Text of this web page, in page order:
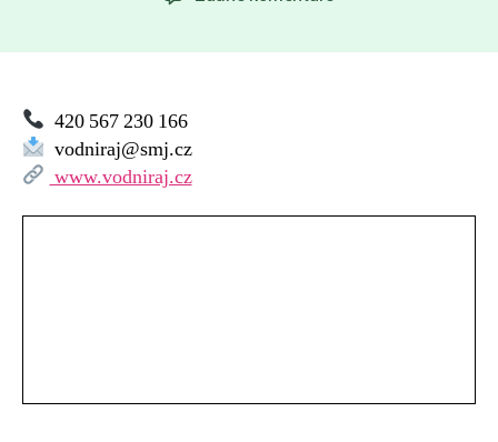
420 567 230 166
vodniraj@smj.cz
www.vodniraj.cz